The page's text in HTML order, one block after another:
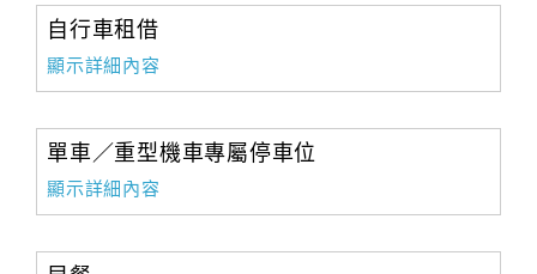
自行車租借
顯示詳細內容
單車／重型機車專屬停車位
顯示詳細內容